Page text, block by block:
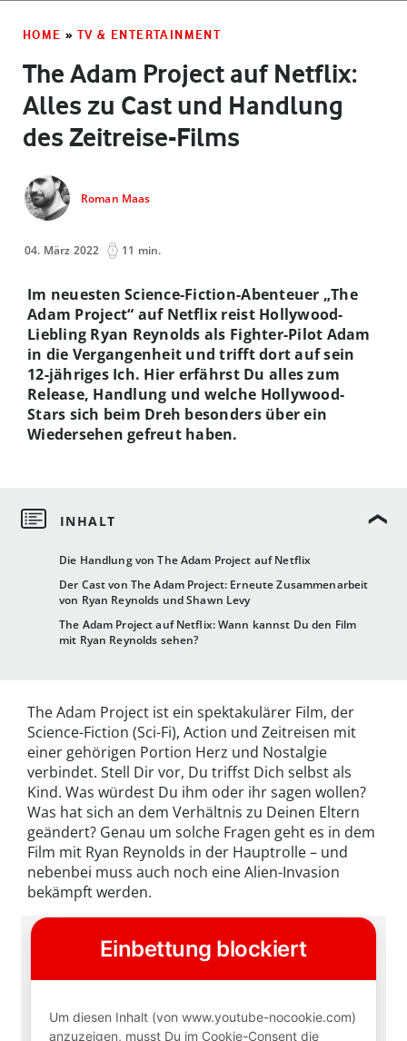
HOME » TV & ENTERTAINMENT
The Adam Project auf Netflix:
Alles zu Cast und Handlung
des Zeitreise-Films
Roman Maas
04. März 2022 11 min.
Die Handlung von The Adam Project auf Netflix
Der Cast von The Adam Project: Erneute Zusammenarbeit
von Ryan Reynolds und Shawn Levy
The Adam Project auf Netflix: Wann kannst Du den Film
mit Ryan Reynolds sehen?
Im neuesten Science-Fiction-Abenteuer „The
Adam Project“ auf Netflix reist Hollywood-
Liebling Ryan Reynolds als Fighter-Pilot Adam
in die Vergangenheit und trifft dort auf sein
12-jähriges Ich. Hier erfährst Du alles zum
Release, Handlung und welche Hollywood-
Stars sich beim Dreh besonders über ein
Wiedersehen gefreut haben.
The Adam Project ist ein spektakulärer Film, der
Science-Fiction (Sci-Fi), Action und Zeitreisen mit
einer gehörigen Portion Herz und Nostalgie
verbindet. Stell Dir vor, Du triffst Dich selbst als
Kind. Was würdest Du ihm oder ihr sagen wollen?
Was hat sich an dem Verhältnis zu Deinen Eltern
geändert? Genau um solche Fragen geht es in dem
Film mit Ryan Reynolds in der Hauptrolle – und
nebenbei muss auch noch eine Alien-Invasion
bekämpft werden.